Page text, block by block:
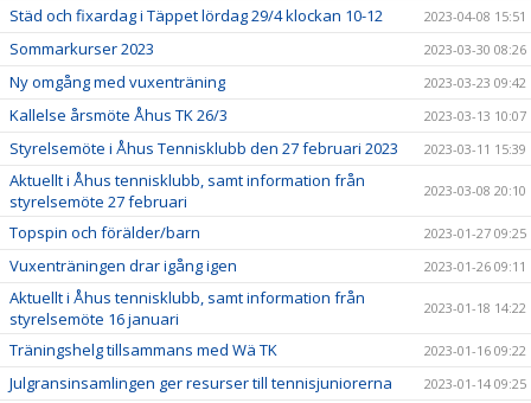
Städ och fixardag i Täppet lördag 29/4 klockan 10-12 2023-04-08 15:51
Sommarkurser 2023 2023-03-30 08:26
Ny omgång med vuxenträning 2023-03-23 09:42
Kallelse årsmöte Åhus TK 26/3 2023-03-13 10:07
Styrelsemöte i Åhus Tennisklubb den 27 februari 2023 2023-03-11 15:39
Aktuellt i Åhus tennisklubb, samt information från
styrelsemöte 27 februari
2023-03-08 20:10
Topspin och förälder/barn 2023-01-27 09:25
Vuxenträningen drar igång igen 2023-01-26 09:11
Aktuellt i Åhus tennisklubb, samt information från
styrelsemöte 16 januari
2023-01-18 14:22
Träningshelg tillsammans med Wä TK 2023-01-16 09:22
Julgransinsamlingen ger resurser till tennisjuniorerna 2023-01-14 09:25